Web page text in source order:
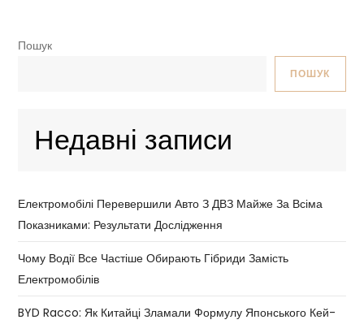
Пошук
ПОШУК
Недавні записи
Електромобілі Перевершили Авто З ДВЗ Майже За Всіма
Показниками: Результати Дослідження
Чому Водії Все Частіше Обирають Гібриди Замість
Електромобілів
BYD Racco: Як Китайці Зламали Формулу Японського Кей-